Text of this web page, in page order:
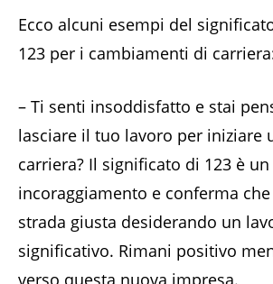
Ecco alcuni esempi del
123 per i cambiamenti di
– Ti senti insoddisfatto e stai
lasciare il tuo lavoro per iniziare
carriera? Il significato di 123 è
incoraggiamento e conferma
strada giusta desiderando un
significativo. Rimani positivo
verso questa nuova impresa.